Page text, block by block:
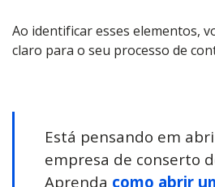
Ao identificar esses elementos,
claro para o seu processo de
Está pensando em
empresa de conserto
Aprenda como abrir